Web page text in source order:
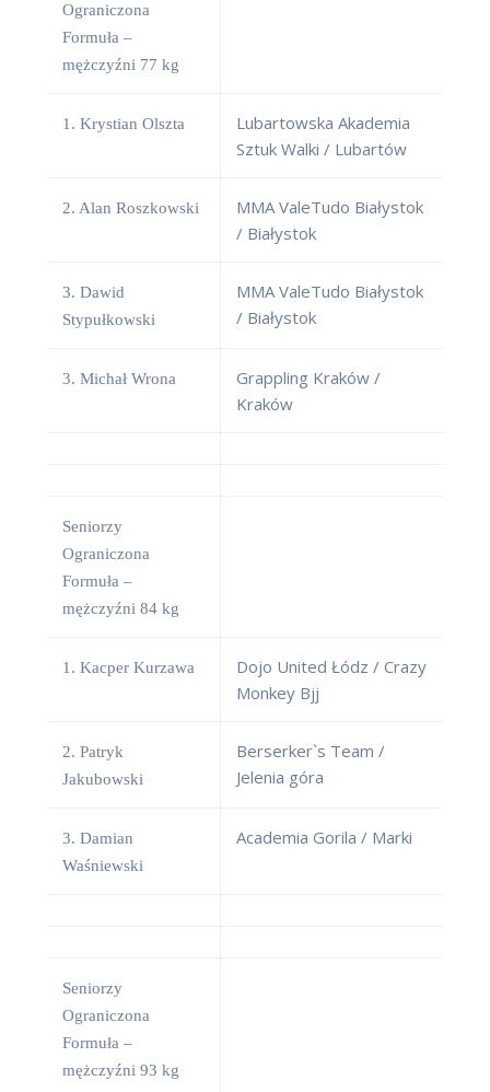
Ograniczona
Formuła –
mężczyźni 77 kg
1. Krystian Olszta
Lubartowska Akademia
Sztuk Walki / Lubartów
2. Alan Roszkowski
MMA ValeTudo Białystok
/ Białystok
3. Dawid
Stypułkowski
MMA ValeTudo Białystok
/ Białystok
3. Michał Wrona
Grappling Kraków /
Kraków
Seniorzy
Ograniczona
Formuła –
mężczyźni 84 kg
1. Kacper Kurzawa
Dojo United Łódz / Crazy
Monkey Bjj
2. Patryk
Jakubowski
Berserker`s Team /
Jelenia góra
3. Damian
Waśniewski
Academia Gorila / Marki
Seniorzy
Ograniczona
Formuła –
mężczyźni 93 kg